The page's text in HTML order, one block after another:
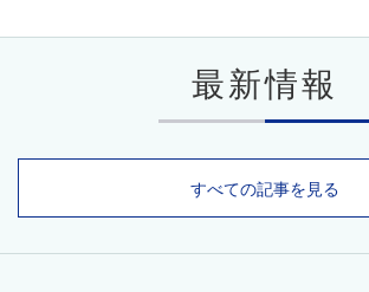
最新情報
すべての記事を見る